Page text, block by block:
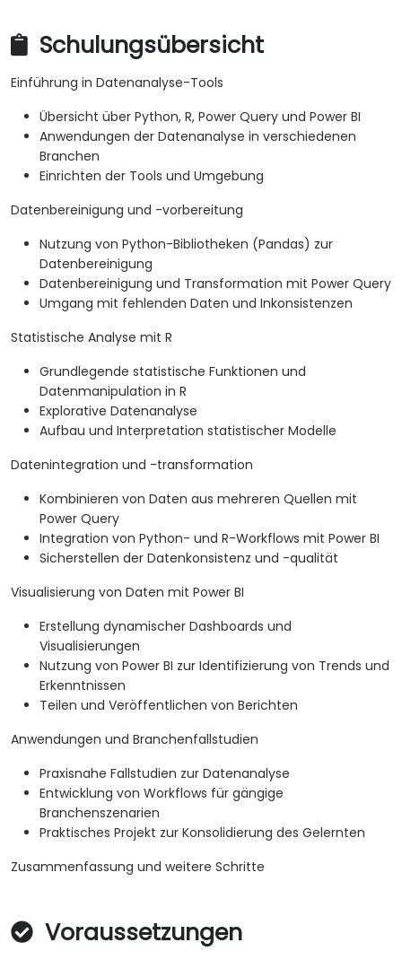
Schulungsübersicht
Einführung in Datenanalyse-Tools
Übersicht über Python, R, Power Query und Power BI
Anwendungen der Datenanalyse in verschiedenen
Branchen
Einrichten der Tools und Umgebung
Datenbereinigung und -vorbereitung
Nutzung von Python-Bibliotheken (Pandas) zur
Datenbereinigung
Datenbereinigung und Transformation mit Power Query
Umgang mit fehlenden Daten und Inkonsistenzen
Statistische Analyse mit R
Grundlegende statistische Funktionen und
Datenmanipulation in R
Explorative Datenanalyse
Aufbau und Interpretation statistischer Modelle
Datenintegration und -transformation
Kombinieren von Daten aus mehreren Quellen mit
Power Query
Integration von Python- und R-Workflows mit Power BI
Sicherstellen der Datenkonsistenz und -qualität
Visualisierung von Daten mit Power BI
Erstellung dynamischer Dashboards und
Visualisierungen
Nutzung von Power BI zur Identifizierung von Trends und
Erkenntnissen
Teilen und Veröffentlichen von Berichten
Anwendungen und Branchenfallstudien
Praxisnahe Fallstudien zur Datenanalyse
Entwicklung von Workflows für gängige
Branchenszenarien
Praktisches Projekt zur Konsolidierung des Gelernten
Zusammenfassung und weitere Schritte
Voraussetzungen